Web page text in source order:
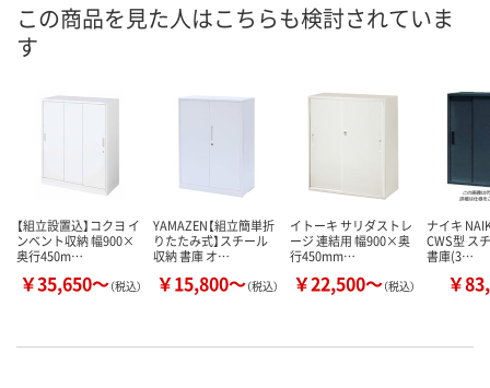
この商品を見た人はこちらも検討されていま
す
【組立設置込】コクヨ イ
ンベント収納 幅900×
奥行450m…
￥35,650～（税込）
YAMAZEN【組立簡単折
りたたみ式】スチール
収納 書庫 オ…
￥15,800～（税込）
イトーキ サリダストレ
ージ 連結用 幅900×奥
行450mm…
￥22,500～（税込）
ナイキ
CWS型 ス
書庫(3…
￥